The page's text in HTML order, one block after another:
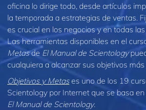
oficina lo dirige todo, desde artículos
la temporada a estrategias de ventas.
es crucial en los negocios y en todas
Las herramientas disponibles en el
Metasde El Manual de Scientology
cualquiera a alcanzar sus objetivos
Objetivos y Metases uno de los 19
Scientology por Internet que se basa
El Manual de Scientology.